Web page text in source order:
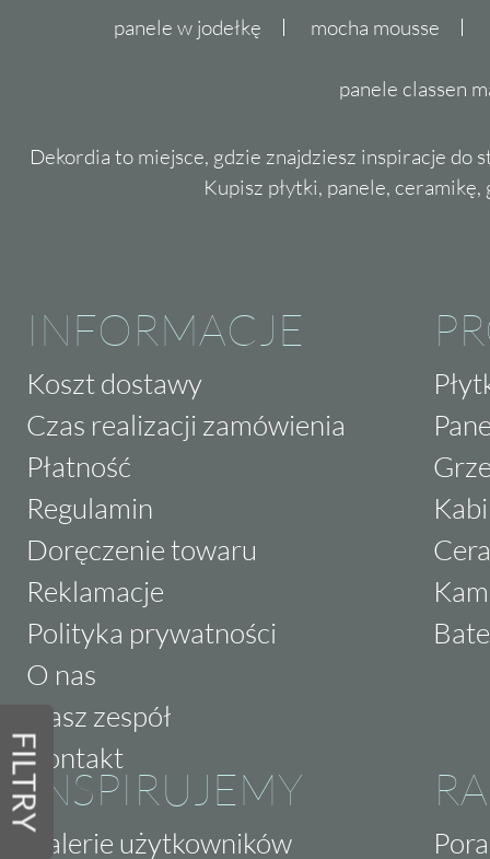
FILTRY
panele w jodełkę mocha mousse
panele classen
Dekordia to miejsce, gdzie znajdziesz inspiracje do
Kupisz płytki, panele,
INFORMACJE
Koszt dostawy
Czas realizacji zamówienia
Płatność
Regulamin
Doręczenie towaru
Reklamacje
Polityka prywatności
O nas
Nasz zespół
Kontakt
INSPIRUJEMY
Galerie użytkowników